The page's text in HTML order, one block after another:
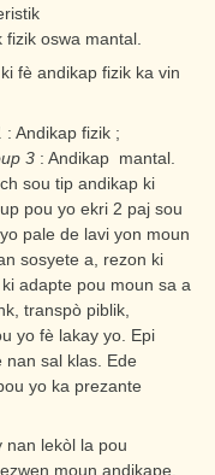
oswa mantal.
fè andikap fizik ka vin
: Andikap fizik ;
3 : Andikap mantal.
sou tip andikap ki
pou yo ekri 2 paj sou
pale de lavi yon moun
sosyete a, rezon ki
adapte pou moun sa a
transpò piblik,
yo fè lakay yo. Epi
nan sal klas. Ede
yo ka prezante
nan lekòl la pou
moun andikape.